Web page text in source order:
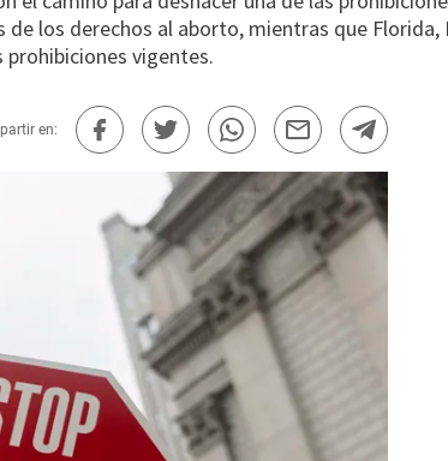
los derechos al aborto, mientras que Florida,
vigentes.
en: